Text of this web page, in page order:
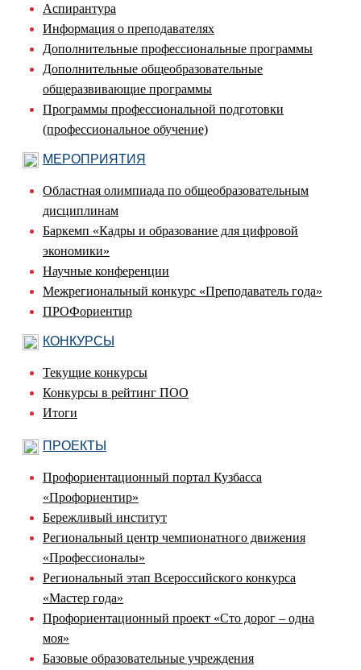
Аспирантура
Информация о преподавателях
Дополнительные профессиональные программы
Дополнительные общеобразовательные
общеразвивающие программы
Программы профессиональной подготовки
(профессиональное обучение)
МЕРОПРИЯТИЯ
Областная олимпиада по общеобразовательным
дисциплинам
Баркемп «Кадры и образование для цифровой
экономики»
Научные конференции
Межрегиональный конкурс «Преподаватель года»
ПРОФориентир
КОНКУРСЫ
Текущие конкурсы
Конкурсы в рейтинг ПОО
Итоги
ПРОЕКТЫ
Профориентационный портал Кузбасса
«Профориентир»
Бережливый институт
Региональный центр чемпионатного движения
«Профессионалы»
Региональный этап Всероссийского конкурса
«Мастер года»
Профориентационный проект «Сто дорог – одна
моя»
Базовые образовательные учреждения